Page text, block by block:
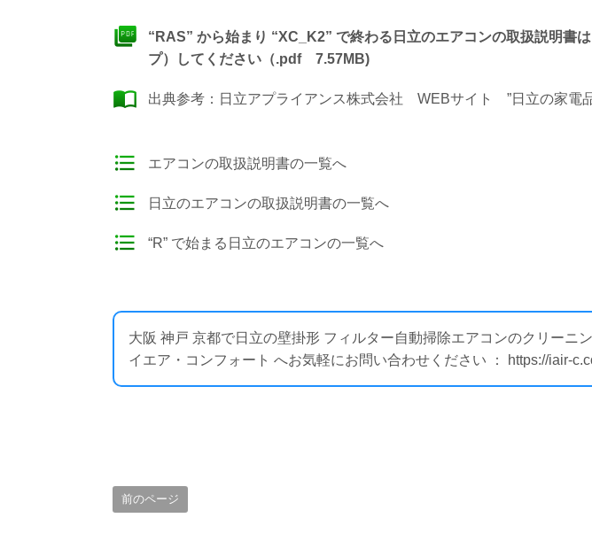
“RAS” から始まり “XC_K2” で終わる日立のエアコンの取扱説明書
プ）してください（.pdf 7.57MB)
出典参考： 日立アプライアンス株式会社 WEBサイト ”日立の家電
エアコンの取扱説明書の一覧へ
日立のエアコンの取扱説明書の一覧へ
“R” で始まる日立のエアコンの一覧へ
大阪 神戸 京都で日立の壁掛形 フィルター自動掃除エアコンのクリーニ
イエア・コンフォート へお気軽にお問い合わせください ： https://iair-
前のページ